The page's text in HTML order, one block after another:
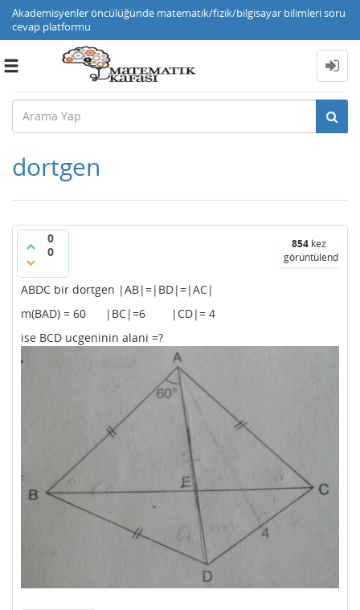
Akademisyenler öncülüğünde matematik/fizik/bilgisayar bilimleri soru
cevap platformu
Toggle
dortgen
0
0
854 kez
görüntülendi
ABDC bir dortgen |AB|=|BD|=|AC|
m(BAD) = 60 |BC|=6 |CD|= 4
ise BCD ucgeninin alani =?